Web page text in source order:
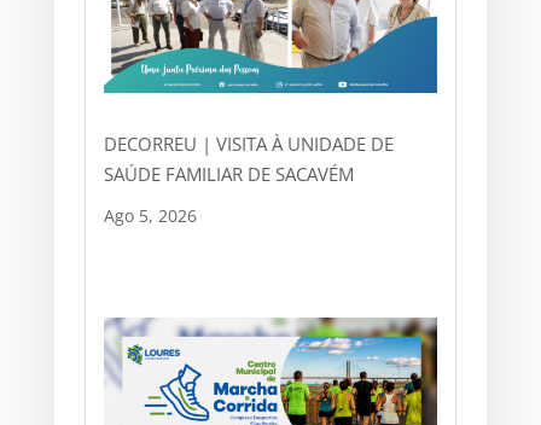
DECORREU | VISITA À UNIDADE DE
SAÚDE FAMILIAR DE SACAVÉM
Ago 5, 2026